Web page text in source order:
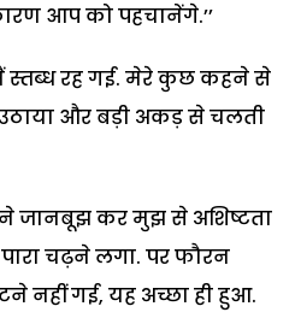
आप को पहचानेंगे.’’
स्तब्ध रह गई. मेरे कुछ कहने से
और बड़ी अकड़ से चलती
जानबूझ कर मुझ से अशिष्टता
चढ़ने लगा. पर फौरन
नहीं गई, यह अच्छा ही हुआ.